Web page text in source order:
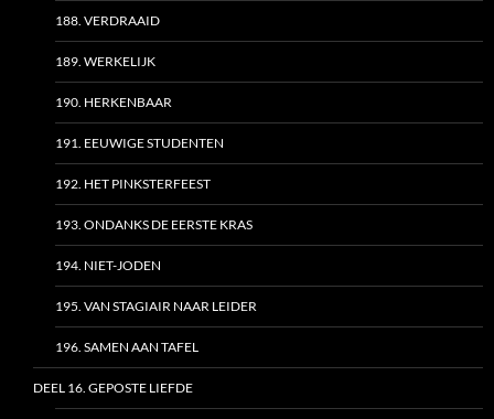
188. VERDRAAID
189. WERKELIJK
190. HERKENBAAR
191. EEUWIGE STUDENTEN
192. HET PINKSTERFEEST
193. ONDANKS DE EERSTE KRAS
194. NIET-JODEN
195. VAN STAGIAIR NAAR LEIDER
196. SAMEN AAN TAFEL
DEEL 16. GEPOSTE LIEFDE